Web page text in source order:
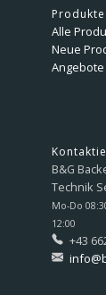
Produkte
Alle
Neue
Angebote
B&G
Technik
Mo-Do
12:00
+43